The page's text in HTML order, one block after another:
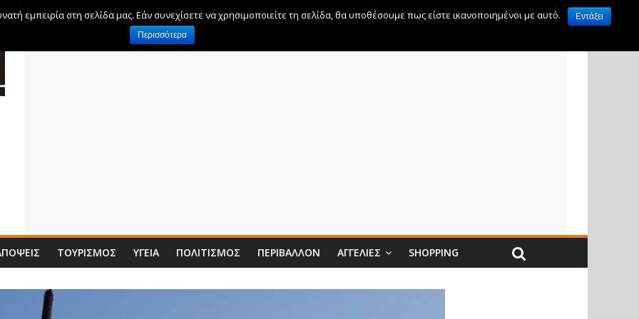
ΤΟΥΡΙΣΜΌΣ ΥΓΕΊΑ ΠΟΛΙΤΙΣΜΌΣ ΠΕΡΙΒΆΛΛΟΝ ΑΓΓΕΛΊΕΣ SHOPPING
εμπειρία στη σελίδα μας. Εάν συνεχίσετε να χρησιμοποιείτε τη σελίδα, θα υποθέσουμε πως είστε ικανοποιημένοι με αυτό.
Εντάξει
Περισσότερα